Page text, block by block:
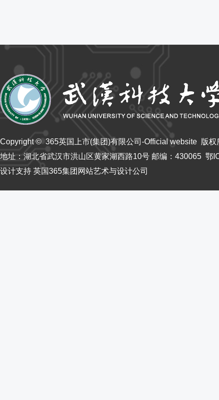
Copyright © 365英国上市(集团)有限公司-Official website 版权
地址：湖北省武汉市洪山区黄家湖西路10号 邮编：430065 鄂
设计支持 英国365集团网站艺术与设计公司